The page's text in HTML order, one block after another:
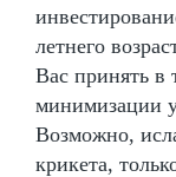
летнего
Вас принять в
минимизации
Возможно,
крикета,